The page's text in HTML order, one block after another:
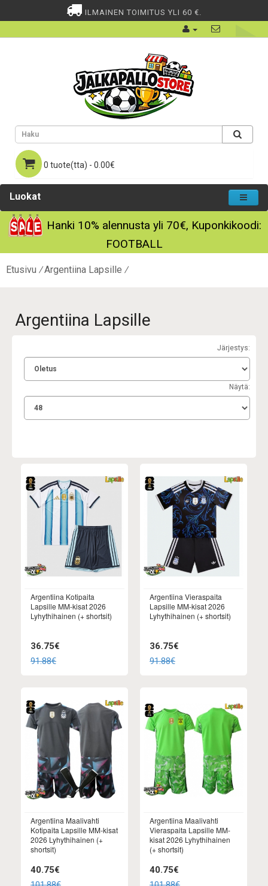
ILMAINEN TOIMITUS YLI 60 €.
0 tuote(tta) - 0.00€
Luokat
Hanki 10% alennusta yli 70€, Kuponkikoodi:
FOOTBALL
Etusivu Argentiina Lapsille
Argentiina Lapsille
Järjestys:
Näytä:
Argentiina Kotipaita
Lapsille MM-kisat 2026
Lyhythihainen (+ shortsit)
36.75€
91.88€
Argentiina Vieraspaita
Lapsille MM-kisat 2026
Lyhythihainen (+ shortsit)
36.75€
91.88€
Argentiina Maalivahti
Kotipaita Lapsille MM-kisat
2026 Lyhythihainen (+
shortsit)
40.75€
Argentiina Maalivahti
Vieraspaita Lapsille MM-
kisat 2026 Lyhythihainen
(+ shortsit)
40.75€